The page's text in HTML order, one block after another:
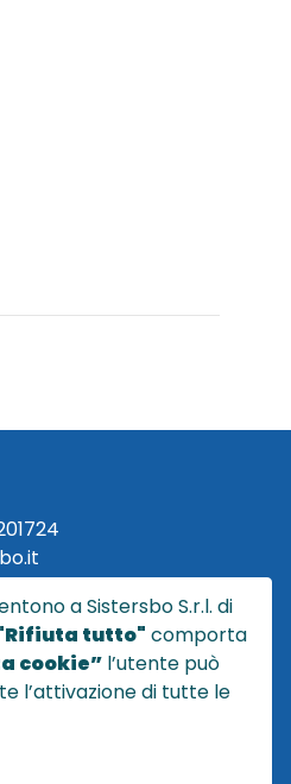
a Sistersbo S.r.l. di
tutto" comporta
cookie”l’utente può
l’attivazione di tutte le